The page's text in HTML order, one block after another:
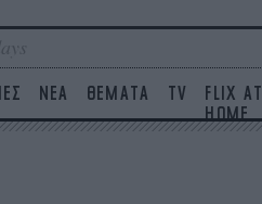
ΝΕΑ ΘΕΜΑΤΑ TV
FLIX AT
HOME